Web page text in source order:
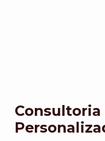
Consultoria